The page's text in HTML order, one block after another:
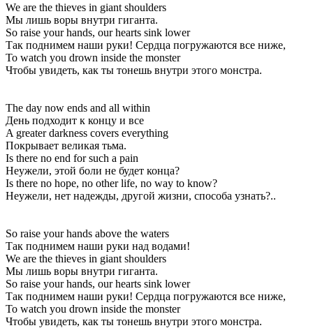
We are the thieves in giant shoulders
Мы лишь воры внутри гиганта.
So raise your hands, our hearts sink lower
Так поднимем наши руки! Сердца погружаются все ниже,
To watch you drown inside the monster
Чтобы увидеть, как ты тонешь внутри этого монстра.
The day now ends and all within
День подходит к концу и все
A greater darkness covers everything
Покрывает великая тьма.
Is there no end for such a pain
Неужели, этой боли не будет конца?
Is there no hope, no other life, no way to know?
Неужели, нет надежды, другой жизни, способа узнать?..
So raise your hands above the waters
Так поднимем наши руки над водами!
We are the thieves in giant shoulders
Мы лишь воры внутри гиганта.
So raise your hands, our hearts sink lower
Так поднимем наши руки! Сердца погружаются все ниже,
To watch you drown inside the monster
Чтобы увидеть, как ты тонешь внутри этого монстра.